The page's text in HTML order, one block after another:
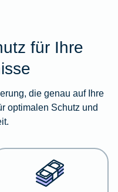
für Ihre
die genau auf Ihre
optimalen Schutz und